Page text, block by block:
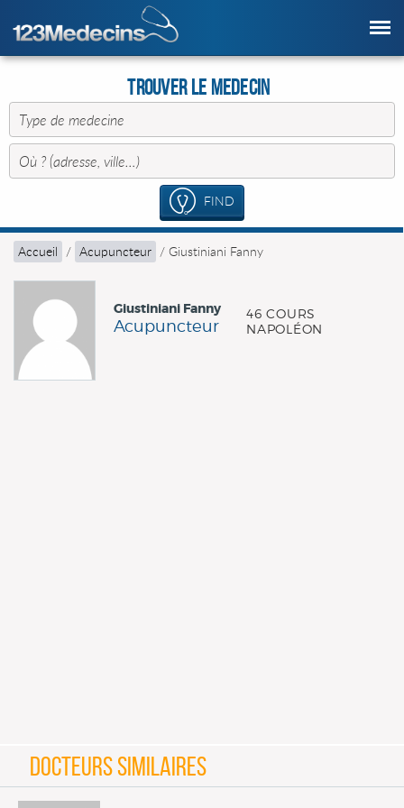
Trouver le Medecin
FIND
Accueil / Acupuncteur / Giustiniani Fanny
Giustiniani Fanny
Acupuncteur
46 COURS
NAPOLÉON
DOCTEURS SIMILAIRES